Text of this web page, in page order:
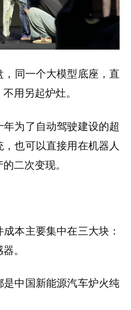
同一个大模型底座，直
用另起炉灶。
为了自动驾驶建设的超
也可以直接用在机器人
二次变现。
本主要集中在三大块：
。
中国新能源汽车炉火纯